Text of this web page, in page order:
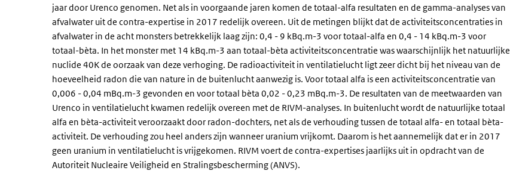
jaar door Urenco genomen. Net als in voorgaande jaren komen de totaal-alfa resultaten en de gamma-analyses van
afvalwater uit de contra-expertise in 2017 redelijk overeen. Uit de metingen blijkt dat de activiteitsconcentraties in
afvalwater in de acht monsters betrekkelijk laag zijn: 0,4 - 9 kBq.m-3 voor totaal-alfa en 0,4 - 14 kBq.m-3 voor
totaal-bèta. In het monster met 14 kBq.m-3 aan totaal-bèta activiteitsconcentratie was waarschijnlijk het natuurlijke
nuclide 40K de oorzaak van deze verhoging. De radioactiviteit in ventilatielucht ligt zeer dicht bij het niveau van de
hoeveelheid radon die van nature in de buitenlucht aanwezig is. Voor totaal alfa is een activiteitsconcentratie van
0,006 - 0,04 mBq.m-3 gevonden en voor totaal bèta 0,02 - 0,23 mBq.m-3. De resultaten van de meetwaarden van
Urenco in ventilatielucht kwamen redelijk overeen met de RIVM-analyses. In buitenlucht wordt de natuurlijke totaal
alfa en bèta-activiteit veroorzaakt door radon-dochters, net als de verhouding tussen de totaal alfa- en totaal bèta-
activiteit. De verhouding zou heel anders zijn wanneer uranium vrijkomt. Daarom is het aannemelijk dat er in 2017
geen uranium in ventilatielucht is vrijgekomen. RIVM voert de contra-expertises jaarlijks uit in opdracht van de
Autoriteit Nucleaire Veiligheid en Stralingsbescherming (ANVS).